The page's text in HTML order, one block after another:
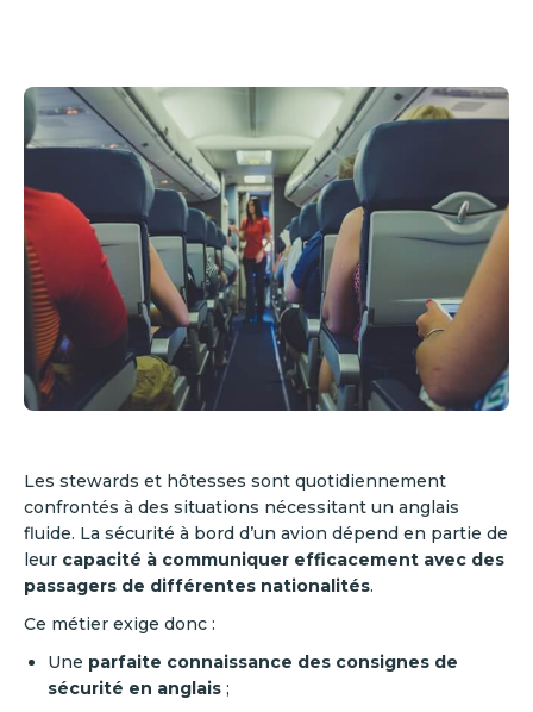
Les stewards et hôtesses sont quotidiennement
confrontés à des situations nécessitant un anglais
fluide. La sécurité à bord d’un avion dépend en partie de
leur capacité à communiquer efficacement avec des
passagers de différentes nationalités.
Ce métier exige donc :
Une parfaite connaissance des consignes de
sécurité en anglais ;